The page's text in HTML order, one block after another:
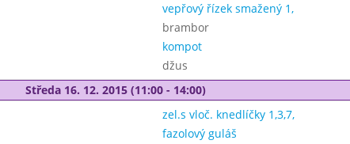
vepřový řízek smažený 1,
brambor
kompot
džus
Středa 16. 12. 2015 (11:00 - 14:00)
zel.s vloč. knedlíčky 1,3,7,
fazolový guláš